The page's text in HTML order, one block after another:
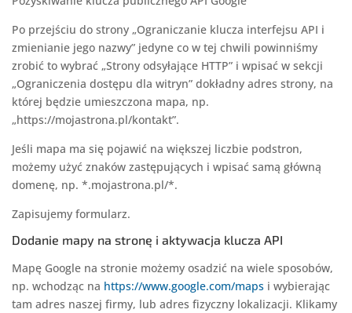
Po przejściu do strony „Ograniczanie klucza interfejsu API i
zmienianie jego nazwy” jedyne co w tej chwili powinniśmy
zrobić to wybrać „Strony odsyłające HTTP” i wpisać w sekcji
„Ograniczenia dostępu dla witryn” dokładny adres strony, na
której będzie umieszczona mapa, np.
„https://mojastrona.pl/kontakt”.
Jeśli mapa ma się pojawić na większej liczbie podstron,
możemy użyć znaków zastępujących i wpisać samą główną
domenę, np. *.mojastrona.pl/*.
Zapisujemy formularz.
Dodanie mapy na stronę i aktywacja klucza API
Mapę Google na stronie możemy osadzić na wiele sposobów,
np. wchodząc na https://www.google.com/maps i wybierając
tam adres naszej firmy, lub adres fizyczny lokalizacji. Klikamy